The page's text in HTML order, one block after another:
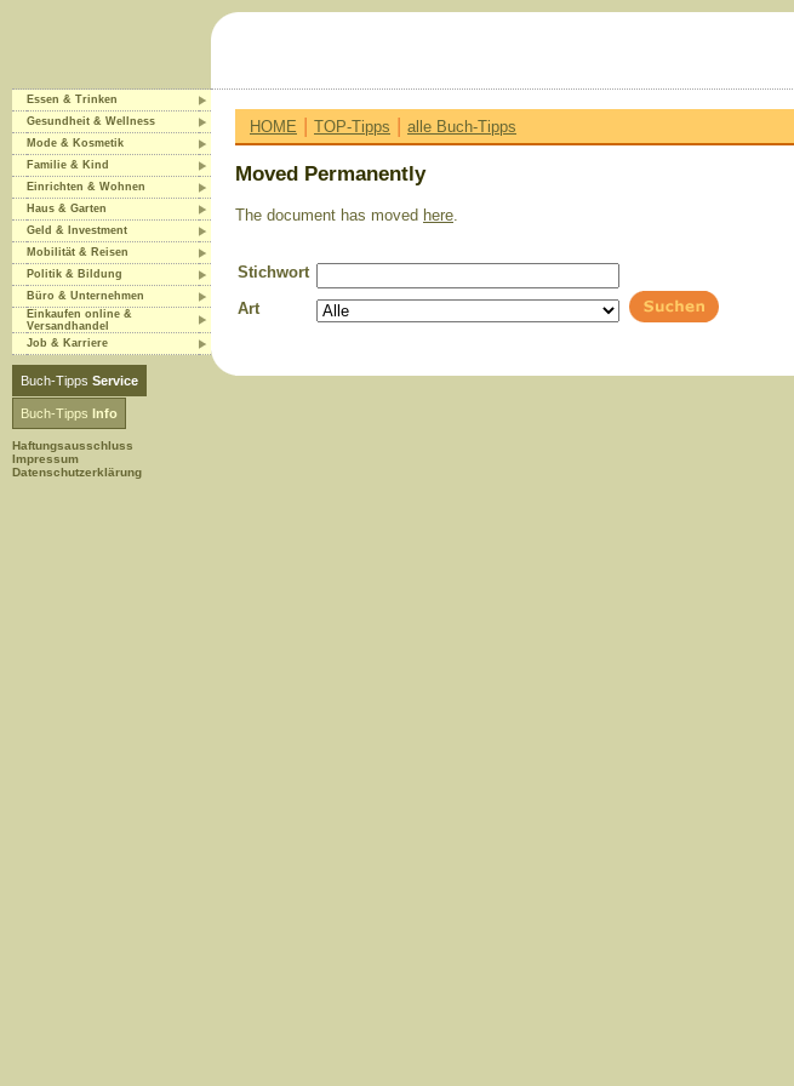
Essen & Trinken
Gesundheit & Wellness
Mode & Kosmetik
Familie & Kind
Einrichten & Wohnen
Haus & Garten
Geld & Investment
Mobilität & Reisen
Politik & Bildung
Büro & Unternehmen
Einkaufen online &
Versandhandel
Job & Karriere
Buch-Tipps Service
Buch-Tipps Info
Haftungsausschluss
Impressum
Datenschutzerklärung
HOME | TOP-Tipps | alle Buch-Tipps
Moved Permanently
The document has moved here.
Stichwort
Art